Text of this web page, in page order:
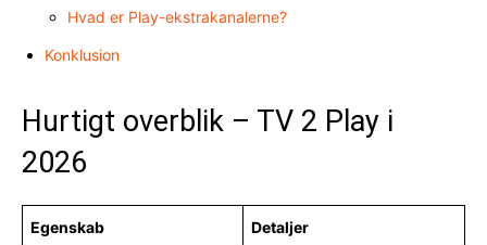
Hvad er Play-ekstrakanalerne?
Konklusion
Hurtigt overblik – TV 2 Play i
2026
Egenskab Detaljer